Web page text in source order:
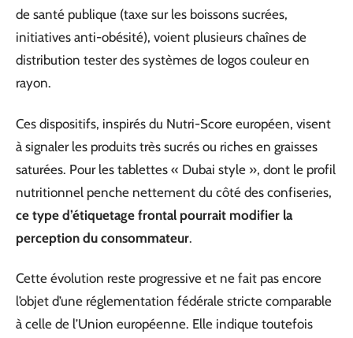
de santé publique (taxe sur les boissons sucrées,
initiatives anti-obésité), voient plusieurs chaînes de
distribution tester des systèmes de logos couleur en
rayon.
Ces dispositifs, inspirés du Nutri-Score européen, visent
à signaler les produits très sucrés ou riches en graisses
saturées. Pour les tablettes « Dubai style », dont le profil
nutritionnel penche nettement du côté des confiseries,
ce type d’étiquetage frontal pourrait modifier la
perception du consommateur.
Cette évolution reste progressive et ne fait pas encore
l’objet d’une réglementation fédérale stricte comparable
à celle de l’Union européenne. Elle indique toutefois